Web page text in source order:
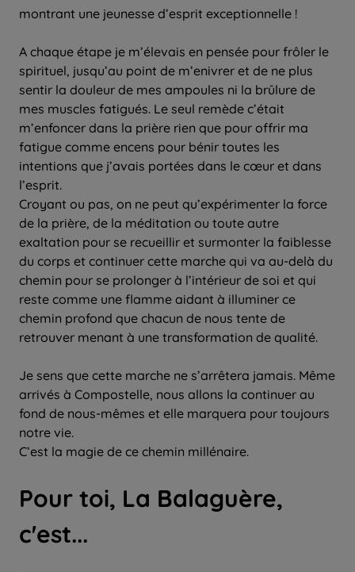
montrant une jeunesse d’esprit exceptionnelle !
A chaque étape je m’élevais en pensée pour frôler le
spirituel, jusqu’au point de m’enivrer et de ne plus
sentir la douleur de mes ampoules ni la brûlure de
mes muscles fatigués. Le seul remède c’était
m’enfoncer dans la prière rien que pour offrir ma
fatigue comme encens pour bénir toutes les
intentions que j’avais portées dans le cœur et dans
l’esprit.
Croyant ou pas, on ne peut qu’expérimenter la force
de la prière, de la méditation ou toute autre
exaltation pour se recueillir et surmonter la faiblesse
du corps et continuer cette marche qui va au-delà du
chemin pour se prolonger à l’intérieur de soi et qui
reste comme une flamme aidant à illuminer ce
chemin profond que chacun de nous tente de
retrouver menant à une transformation de qualité.
Je sens que cette marche ne s’arrêtera jamais. Même
arrivés à Compostelle, nous allons la continuer au
fond de nous-mêmes et elle marquera pour toujours
notre vie.
C’est la magie de ce chemin millénaire.
Pour toi, La Balaguère,
c'est...